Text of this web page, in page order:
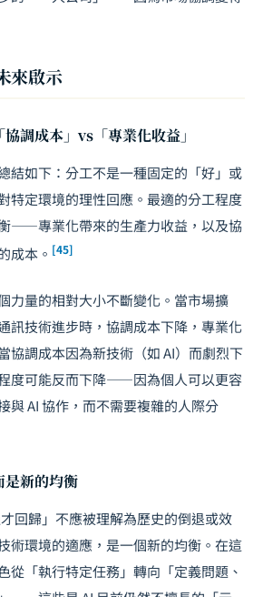
來啟示
調成本」vs「專業化收益」
結如下：分工不是一種固定的「好」或
特定環境的理性回應。最適的分工程度
——專業化帶來的生產力收益，以及協
成本。 [45]
力量的相對大小不斷變化。當市場擴
訊技術進步時，協調成本下降，專業化
協調成本因為新技術（如 AI）而劇烈下
度可能反而下降——因為個人可以更容
與 AI 協作，而不需要複雜的人際分
是新的均衡
回歸」不應被理解為歷史的倒退或效
術環境的適應，是一個新的均衡。在這
從「執行特定任務」轉向「定義問題、